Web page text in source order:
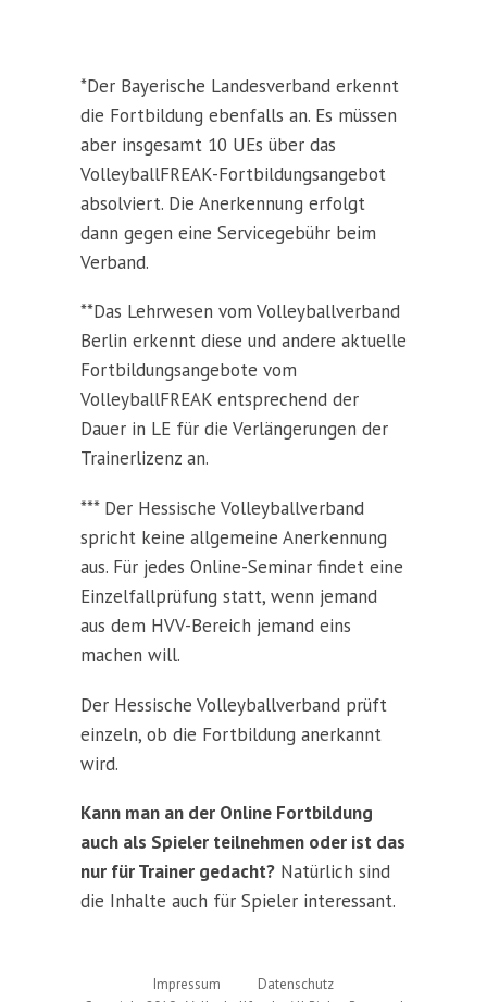
*Der Bayerische Landesverband erkennt
die Fortbildung ebenfalls an. Es müssen
aber insgesamt 10 UEs über das
VolleyballFREAK-Fortbildungsangebot
absolviert. Die Anerkennung erfolgt
dann gegen eine Servicegebühr beim
Verband.
**Das Lehrwesen vom Volleyballverband
Berlin erkennt diese und andere aktuelle
Fortbildungsangebote vom
VolleyballFREAK entsprechend der
Dauer in LE für die Verlängerungen der
Trainerlizenz an.
*** Der Hessische Volleyballverband
spricht keine allgemeine Anerkennung
aus. Für jedes Online-Seminar findet eine
Einzelfallprüfung statt, wenn jemand
aus dem HVV-Bereich jemand eins
machen will.
Der Hessische Volleyballverband prüft
einzeln, ob die Fortbildung anerkannt
wird.
Kann man an der Online Fortbildung
auch als Spieler teilnehmen oder ist das
nur für Trainer gedacht? Natürlich sind
die Inhalte auch für Spieler interessant.
Impressum
Datenschutz